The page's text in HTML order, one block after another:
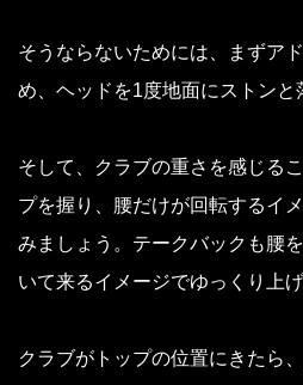
そうならないためには、まずア
め、ヘッドを1度地面にストンと
そして、クラブの重さを感じる
プを握り、腰だけが回転するイ
みましょう。テークバックも腰
いて来るイメージでゆっくり上げ
クラブがトップの位置にきたら